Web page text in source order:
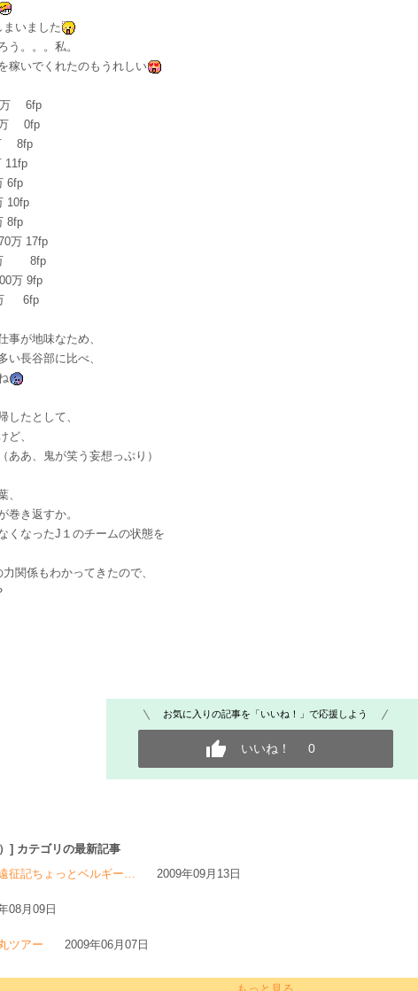
まいました
う。。。私。
稼いでくれたのもうれしい
万 6fp
万 0fp
8fp
11fp
6fp
10fp
8fp
万 17fp
万 8fp
万 9fp
万 6fp
事が地味なため、
い長谷部に比べ、
したとして、
ど、
ああ、鬼が笑う妄想っぷり）
、
巻き返すか。
くなったJ１のチームの状態を
関係もわかってきたので、
お気に入りの記事を「いいね！」で応援しよう
いいね！ 0
] カテゴリの最新記事
征記ちょっとベルギー…
2009年09月13日
08月09日
ツアー 2009年06月07日